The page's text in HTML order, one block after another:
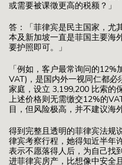
或需要被课徵更高的税额？」
答：「菲律宾是民主国家，尤
本及新加坡一直是菲国主要海
要护照即可。」
「例如，客户最常询问的
VAT)，是国内外一视同仁都必
家庭，设立 3,199,200 比索的
上述价格则无需缴交12%的
目，但风险极高，并不建议海
得到完整且透明的菲律宾法规
律宾考察行程，她得知近半年
表示不愿落得人后，为自己找
进菲律宾房产，比想像中安全